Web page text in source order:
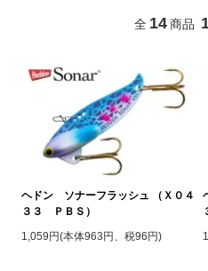
全 14 商品
ヘドン ソナーフラッシュ （Ｘ０４
３３ ＰＢＳ）
1,059円(本体963円、税96円)